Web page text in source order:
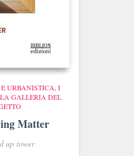
URBANISTICA I
GALLERIA DEL
Matter
up tower